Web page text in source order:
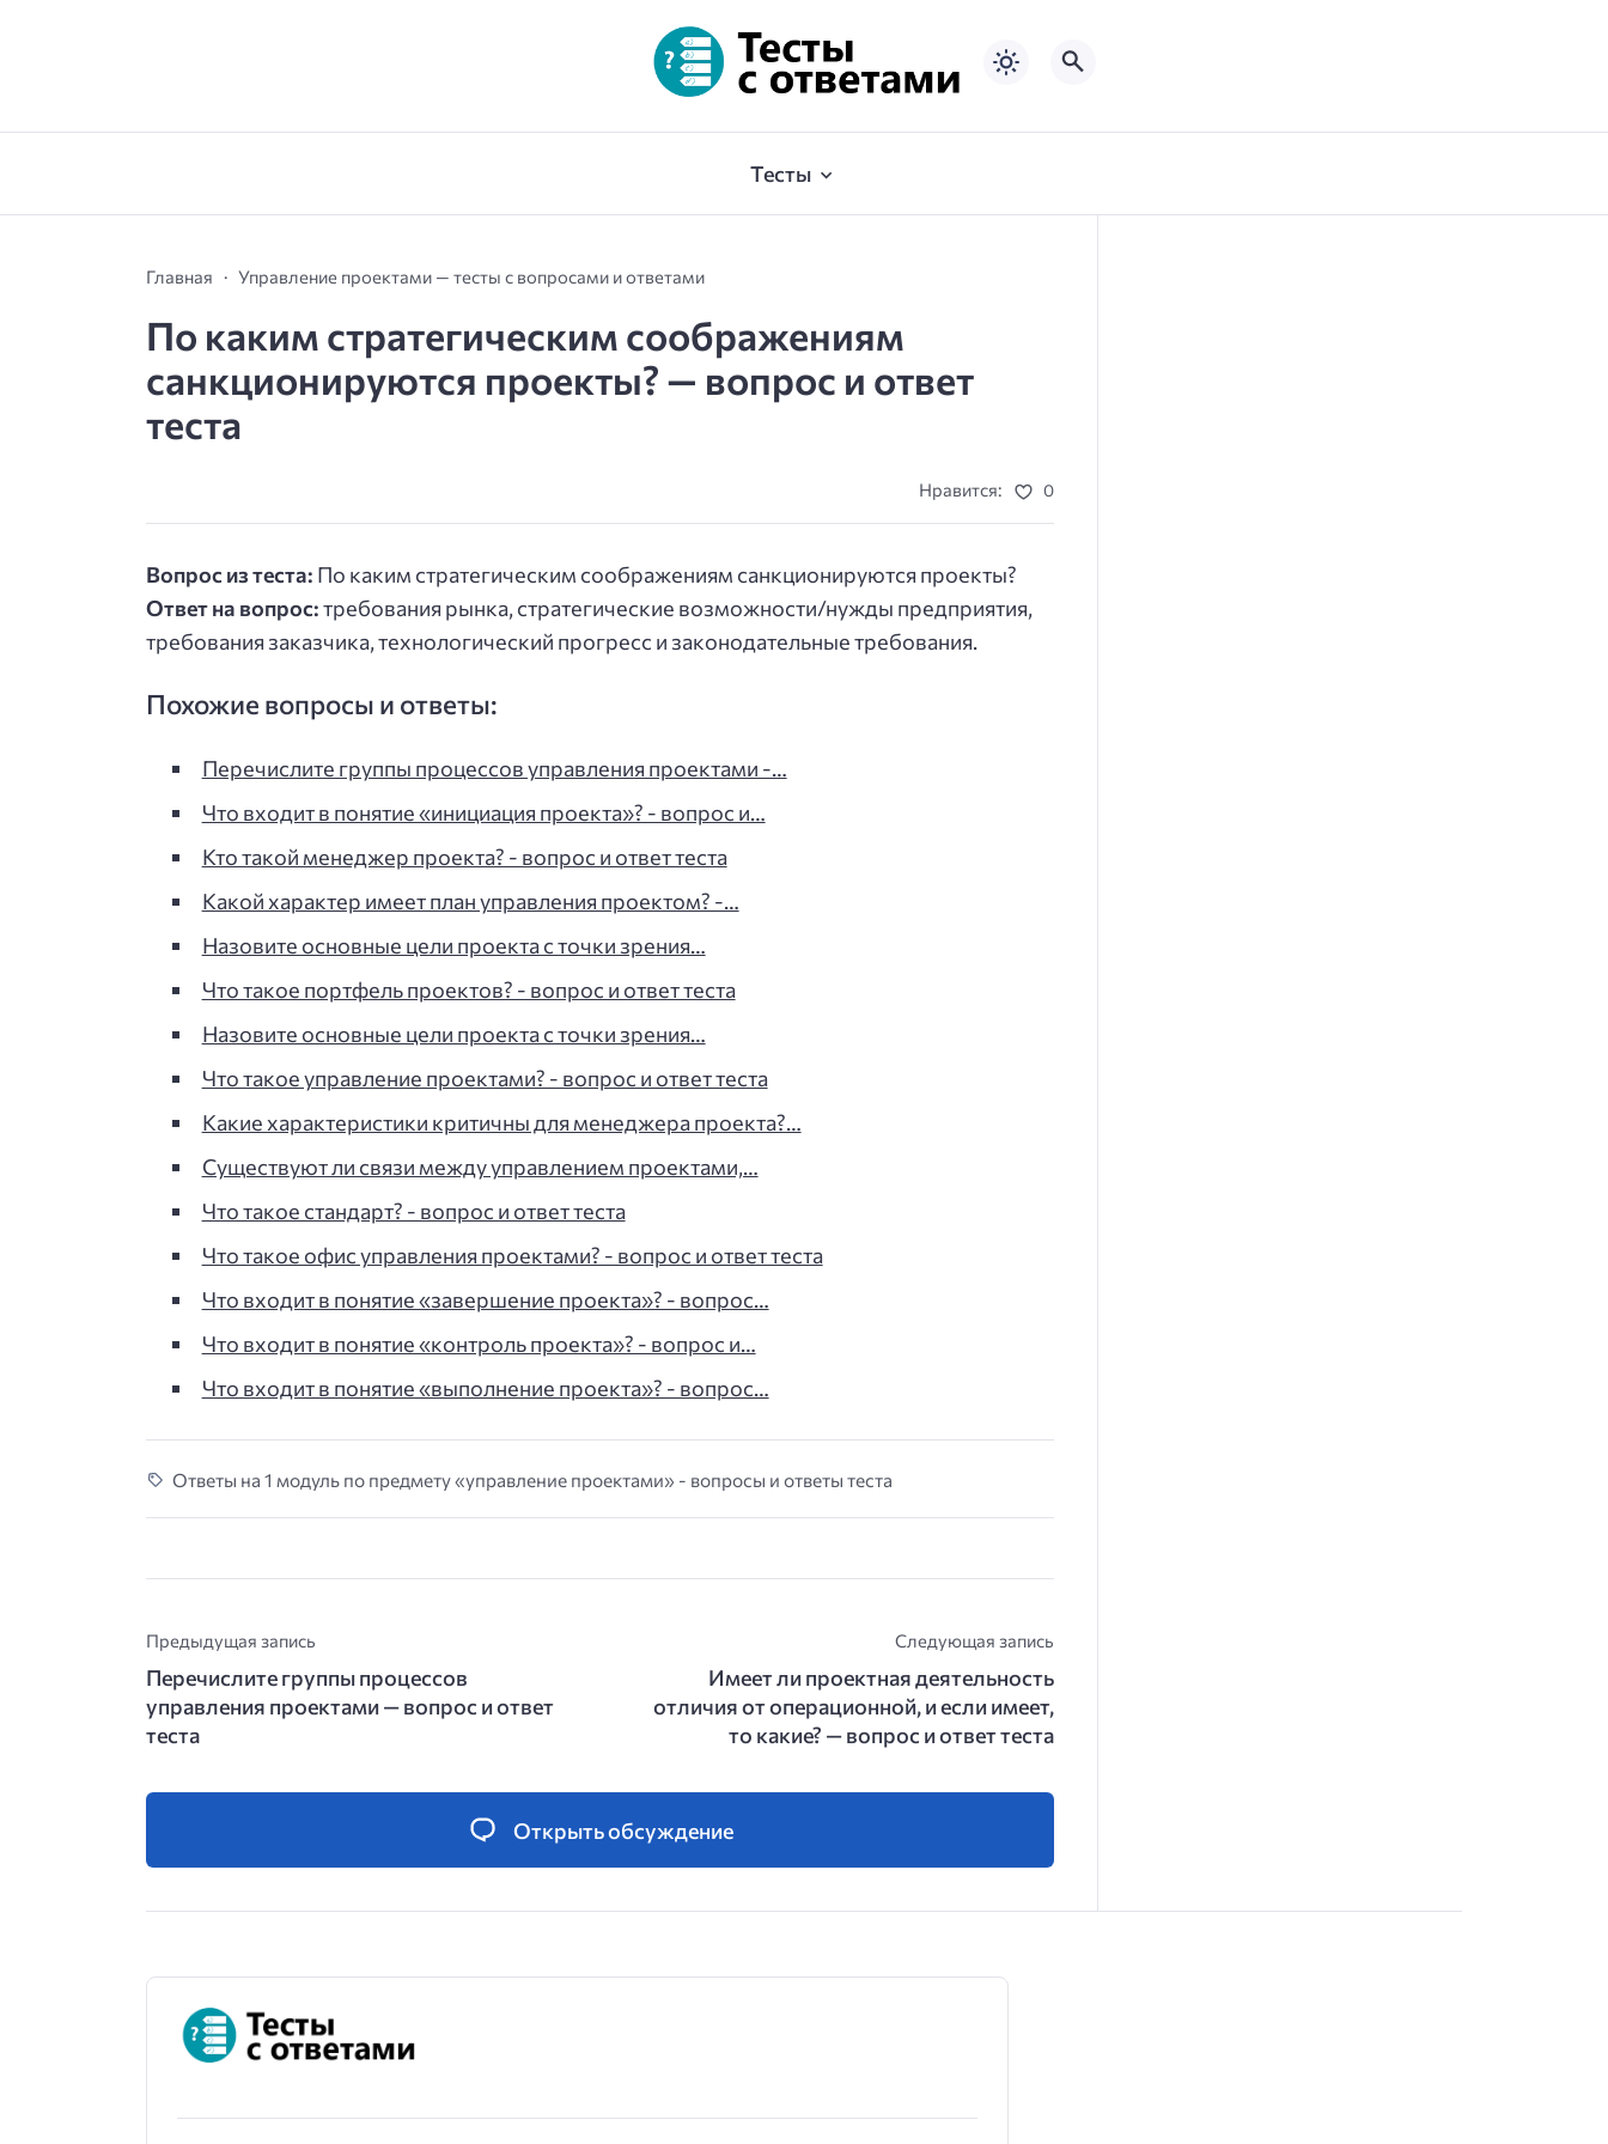
Тесты
Главная Управление проектами — тесты с вопросами и ответами
По каким стратегическим соображениям
санкционируются проекты? — вопрос и ответ
теста
Нравится: 0
Вопрос из теста: По каким стратегическим соображениям санкционируются проекты?
Ответ на вопрос:требования рынка, стратегические возможности/нужды предприятия,
требования заказчика, технологический прогресс и законодательные требования.
Похожие вопросы и ответы:
Перечислите группы процессов управления проектами -…
Что входит в понятие «инициация проекта»? - вопрос и…
Кто такой менеджер проекта? - вопрос и ответ теста
Какой характер имеет план управления проектом? -…
Назовите основные цели проекта с точки зрения…
Что такое портфель проектов? - вопрос и ответ теста
Назовите основные цели проекта с точки зрения…
Что такое управление проектами? - вопрос и ответ теста
Какие характеристики критичны для менеджера проекта?…
Существуют ли связи между управлением проектами,…
Что такое стандарт? - вопрос и ответ теста
Что такое офис управления проектами? - вопрос и ответ теста
Что входит в понятие «завершение проекта»? - вопрос…
Что входит в понятие «контроль проекта»? - вопрос и…
Что входит в понятие «выполнение проекта»? - вопрос…
Ответы на 1 модуль по предмету «управление проектами» - вопросы и ответы теста
Предыдущая запись
Перечислите группы процессов
управления проектами — вопрос и ответ
теста
Следующая запись
Имеет ли проектная деятельность
отличия от операционной, и если имеет,
то какие? — вопрос и ответ теста
Открыть обсуждение